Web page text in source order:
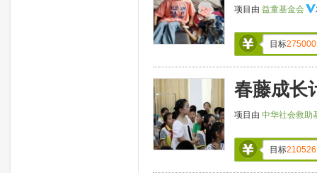
项目由 益童基金会
目标275000
春藤成长
项目由 中华社会救助
目标210526